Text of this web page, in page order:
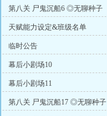
第八关 尸鬼沉船6 ◎无聊种子
天赋能力设定&班级名单
临时公告
幕后小剧场10
幕后小剧场11
第八关 尸鬼沉船17 ◎无聊种子